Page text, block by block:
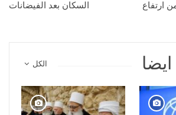
ارتفاع
السكان بعد الفيضانات
الكل